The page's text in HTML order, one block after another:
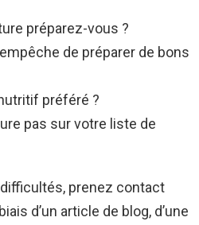
préparez-vous ?
de préparer de bons
préféré ?
pas sur votre liste de
prenez contact
d’un article de blog, d’une